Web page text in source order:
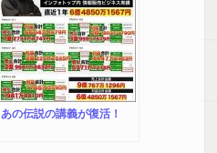
あの伝説の講義が復活！